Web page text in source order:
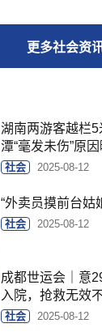
更多社会资
湖南两游客越栏
潭“毫发未伤”原
社会 2025-08-12
“外卖员摸前台姑
社会 2025-08-12
成都世运会｜意
入院，抢救无效
社会 2025-08-12